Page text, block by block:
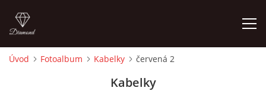
Úvod Fotoalbum Kabelky červená 2
Kabelky